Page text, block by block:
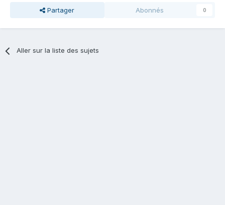
Partager Abonnés 0
Aller sur la liste des sujets